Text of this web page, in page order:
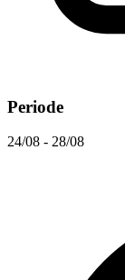
Periode
24/08 - 28/08